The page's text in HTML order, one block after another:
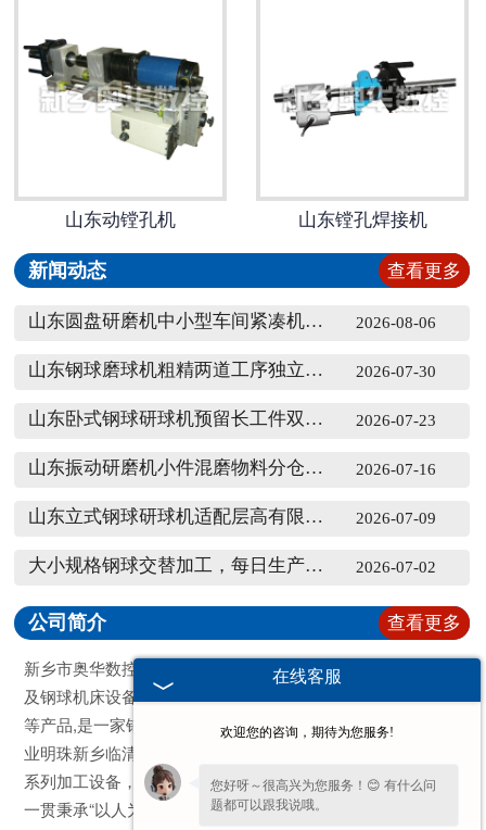
山东动镗孔机 山东镗孔焊接机
新闻动态 查看更多
2026-08-06
山东圆盘研磨机中小型车间紧凑机组排布方案
2026-07-30
山东钢球磨球机粗精两道工序独立仓储分区
2026-07-23
山东卧式钢球研球机预留长工件双侧转运通道
2026-07-16
山东振动研磨机小件混磨物料分仓隔离存放
2026-07-09
山东立式钢球研球机适配层高有限车间竖向空间分配
2026-07-02
大小规格钢球交替加工，每日生产班次怎么拆分
公司简介 查看更多
新乡市奥华数控设备有限公司系主要从事数控轴承 专用磨床
及钢球机床设备制造的企业，主要产品有双盘研磨机, 钢球机
等产品,是一家钢球机厂家.坐落在太行南麓卫水之滨的豫北工
业明珠新乡临清店工业区。公司主要产品有立式和卧式钢球
系列加工设备，中型轴承专用磨床，及各种配套设备。 公司
一贯秉承“以人为本，人品与匠心俱在”的经营理念，始终坚
在线客服
欢迎您的咨询，期待为您服务!
您好呀～很高兴为您服务！😊 有什么问
题都可以跟我说哦。